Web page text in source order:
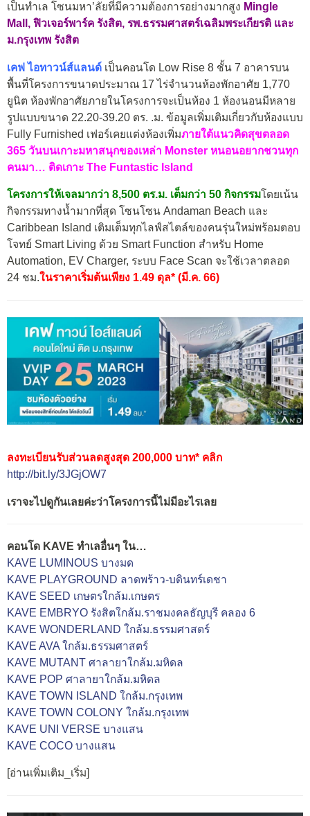
เป็นทำเล โซนมหา’ลัยที่มีความต้องการอย่างมากสูง Mingle
Mall, ฟิวเจอร์พาร์ค รังสิต, รพ.ธรรมศาสตร์เฉลิมพระเกียรติ และ
ม.กรุงเทพ รังสิต
เคฟ ไอทาวน์ส์แลนด์ เป็นคอนโด Low Rise 8 ชั้น 7 อาคารบน
พื้นที่โครงการขนาดประมาณ 17 ไร่จำนวนห้องพักอาศัย 1,770
ยูนิต ห้องพักอาศัยภายในโครงการจะเป็นห้อง 1 ห้องนอนมีหลาย
รูปแบบขนาด 22.20-39.20 ตร. .ม. ข้อมูลเพิ่มเติมเกี่ยวกับห้องแบบ
Fully Furnished เฟอร์เคยแต่งห้องเพิ่มภายใต้แนวคิดสุขตลอด
365 วันบนเกาะมหาสนุกของเหล่า Monster หนอนอยากชวนทุก
คนมา… ติดเกาะ The Funtastic Island
โครงการให้เจลมากว่า 8,500 ตร.ม. เต็มกว่า 50 กิจกรรมโดยเน้น
กิจกรรมทางน้ำมากที่สุด โซนโซน Andaman Beach และ
Caribbean Island เติมเต็มทุกไลฟ์สไตล์ของคนรุ่นใหม่พร้อมตอบ
โจทย์ Smart Living ด้วย Smart Function สำหรับ Home
Automation, EV Charger, ระบบ Face Scan จะใช้เวลาตลอด
24 ชม.ในราคาเริ่มต้นเพียง 1.49 ดุล* (มี.ค. 66)
ลงทะเบียนรับส่วนลดสูงสุด 200,000 บาท* คลิก
http://bit.ly/3JGjOW7
เราจะไปดูกันเลยค่ะว่าโครงการนี้ไม่มีอะไรเลย
คอนโด KAVE ทำเลอื่นๆ ใน…
KAVE LUMINOUS บางมด
KAVE PLAYGROUND ลาดพร้าว-บดินทร์เดชา
KAVE SEED เกษตรใกล้ม.เกษตร
KAVE EMBRYO รังสิตใกล้ม.ราชมงคลธัญบุรี คลอง 6
KAVE WONDERLAND ใกล้ม.ธรรมศาสตร์
KAVE AVA ใกล้ม.ธรรมศาสตร์
KAVE MUTANT ศาลายาใกล้ม.มหิดล
KAVE POP ศาลายาใกล้ม.มหิดล
KAVE TOWN ISLAND ใกล้ม.กรุงเทพ
KAVE TOWN COLONY ใกล้ม.กรุงเทพ
KAVE UNI VERSE บางแสน
KAVE COCO บางแสน
[อ่านเพิ่มเติม_เริ่ม]